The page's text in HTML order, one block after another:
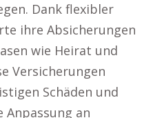
Dank flexibler
ihre Absicherungen
wie Heirat und
Versicherungen
Schäden und
Anpassung an